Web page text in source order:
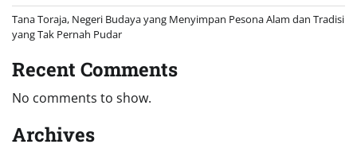
Tana Toraja, Negeri Budaya yang Menyimpan Pesona Alam dan Tradisi
yang Tak Pernah Pudar
Recent Comments
No comments to show.
Archives